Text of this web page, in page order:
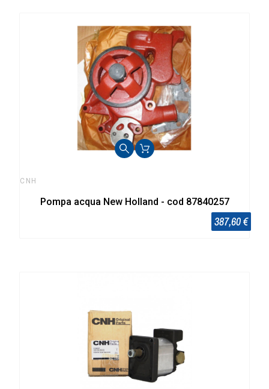
CNH
Pompa acqua New Holland - cod 87840257
387,60 €